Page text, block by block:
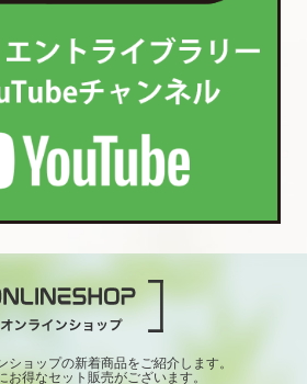
ショップの新着商品をご紹介します。
お得なセット販売がございます。